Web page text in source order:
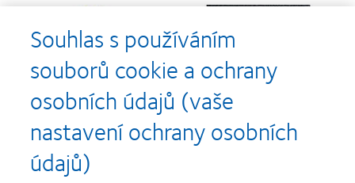
Learn
more
about
Cena
Silmo
d’Or
za
nejlepší
výrobek
pro
čočky
MyDay™
Learn
about
Kontaktní
čočky
roku
(2013)
Learn
more
about
Nejlepší
společnosti
pro
Learn
more
about
Souhlas s používáním
souborů cookie a ochrany
osobních údajů (vaše
nastavení ochrany osobních
údajů)